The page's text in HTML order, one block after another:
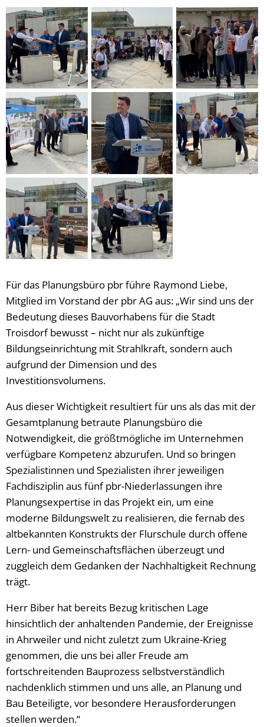
Für das Planungsbüro pbr führe Raymond Liebe,
Mitglied im Vorstand der pbr AG aus: „Wir sind uns der
Bedeutung dieses Bauvorhabens für die Stadt
Troisdorf bewusst – nicht nur als zukünftige
Bildungseinrichtung mit Strahlkraft, sondern auch
aufgrund der Dimension und des
Investitionsvolumens.
Aus dieser Wichtigkeit resultiert für uns als das mit der
Gesamtplanung betraute Planungsbüro die
Notwendigkeit, die größtmögliche im Unternehmen
verfügbare Kompetenz abzurufen. Und so bringen
Spezialistinnen und Spezialisten ihrer jeweiligen
Fachdisziplin aus fünf pbr-Niederlassungen ihre
Planungsexpertise in das Projekt ein, um eine
moderne Bildungswelt zu realisieren, die fernab des
altbekannten Konstrukts der Flurschule durch offene
Lern- und Gemeinschaftsflächen überzeugt und
zuggleich dem Gedanken der Nachhaltigkeit Rechnung
trägt.
Herr Biber hat bereits Bezug kritischen Lage
hinsichtlich der anhaltenden Pandemie, der Ereignisse
in Ahrweiler und nicht zuletzt zum Ukraine-Krieg
genommen, die uns bei aller Freude am
fortschreitenden Bauprozess selbstverständlich
nachdenklich stimmen und uns alle, an Planung und
Bau Beteiligte, vor besondere Herausforderungen
stellen werden.“